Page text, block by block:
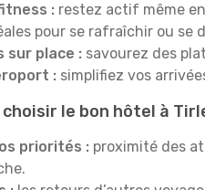
: restez actif même
pour se rafraîchir ou se
sur place : savourez des
: simplifiez vos
choisir le bon hôtel à
priorités : proximité des